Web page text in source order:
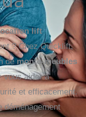
lift
? Chez Quicklift,
demonte-meubles
vous aider à
et efficacement.
déménagement